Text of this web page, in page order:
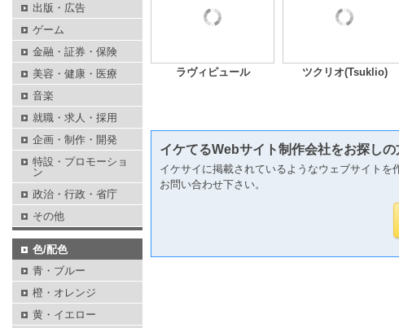
ラヴィピュール ツクリオ(Tsuklio)
イケてるWebサイト制作会社をお探しの
イケサイに掲載されているようなウェブサイト
お問い合わせ下さい。
出版・広告
ゲーム
金融・証券・保険
美容・健康・医療
音楽
就職・求人・採用
企画・制作・開発
特設・プロモーショ
ン
政治・行政・省庁
その他
色/配色
青・ブルー
橙・オレンジ
黄・イエロー